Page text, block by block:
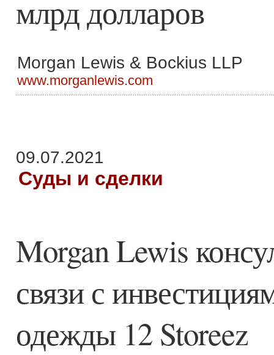
млрд долларов
Morgan Lewis & Bockius LLP
www.morganlewis.com
09.07.2021
Суды и сделки
Morgan Lewis
связи с
одежды 12 Storeez